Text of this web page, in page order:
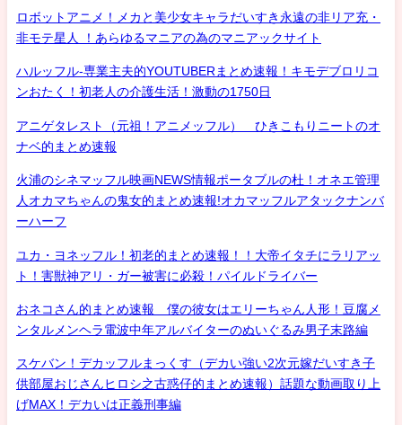
ロボットアニメ！メカと美少女キャラだいすき永遠の非リア充・
非モテ星人 ！あらゆるマニアの為のマニアックサイト
ハルッフル-専業主夫的YOUTUBERまとめ速報！キモデブロリコ
ンおたく！初老人の介護生活！激動の1750日
アニゲタレスト（元祖！アニメッフル） ひきこもりニートのオ
ナベ的まとめ速報
火浦のシネマッフル映画NEWS情報ポータブルの杜！オネエ管理
人オカマちゃんの鬼女的まとめ速報!オカマッフルアタックナンバ
ーハーフ
ユカ・ヨネッフル！初老的まとめ速報！！大帝イタチにラリアッ
ト！害獣神アリ・ガー被害に必殺！パイルドライバー
おネコさん的まとめ速報 僕の彼女はエリーちゃん人形！豆腐メ
ンタルメンヘラ電波中年アルバイターのぬいぐるみ男子末路編
スケバン！デカッフルまっくす（デカい強い2次元嫁だいすき子
供部屋おじさんヒロシ之古惑仔的まとめ速報）話題な動画取り上
げMAX！デカいは正義刑事編